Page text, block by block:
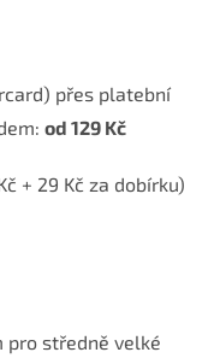
přes platební
od 129 Kč
+ 29 Kč za dobírku)
pro středně velké